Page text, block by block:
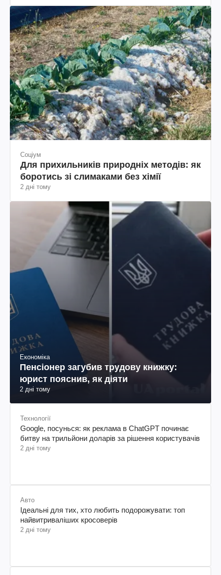
Соціум
Для прихильників природніх методів: як
боротись зі слимаками без хімії
2 дні тому
Економіка
Пенсіонер загубив трудову книжку:
юрист пояснив, як діяти
2 дні тому
Технології
Google, посунься: як реклама в ChatGPT починає
битву на трильйони доларів за рішення користувачів
2 дні тому
Авто
Ідеальні для тих, хто любить подорожувати: топ
найвитриваліших кросоверів
2 дні тому